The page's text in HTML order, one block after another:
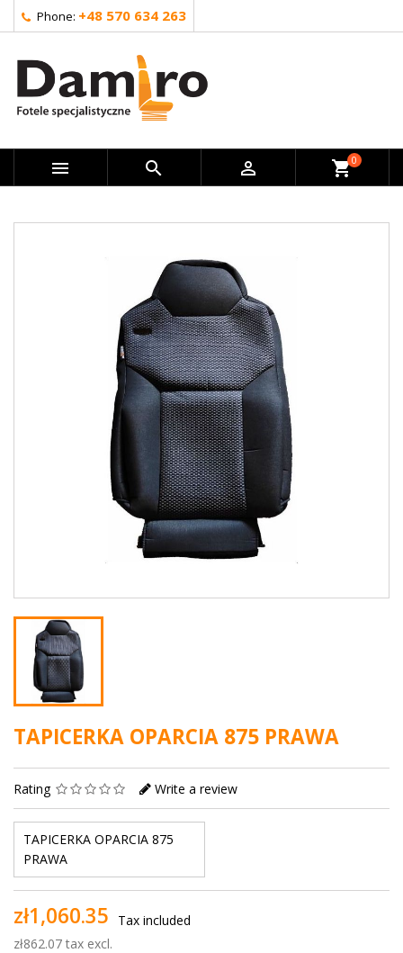
Phone: +48 570 634 263
   shopping_cart0
TAPICERKA OPARCIA 875 PRAWA
Rating Write a review
TAPICERKA OPARCIA 875
PRAWA
zł1,060.35
zł862.07 tax excl.
Tax included